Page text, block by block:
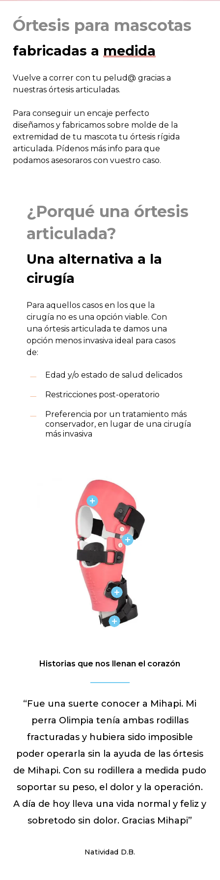
Órtesis para mascotas
fabricadas a medida
Vuelve a correr con tu pelud@ gracias a
nuestras órtesis articuladas.
Para conseguir un encaje perfecto
diseñamos y fabricamos sobre molde de la
extremidad de tu mascota tu órtesis rígida
articulada. Pídenos más info para que
podamos asesoraros con vuestro caso.
¿Porqué una órtesis
articulada?
Una alternativa a la
cirugía
Para aquellos casos en los que la
cirugía no es una opción viable. Con
una órtesis articulada te damos una
opción menos invasiva ideal para casos
de:
Edad y/o estado de salud delicados
Restricciones post-operatorio
Preferencia por un tratamiento más
conservador, en lugar de una cirugía
más invasiva
Historias que nos llenan el corazón
“Fue una suerte conocer a Mihapi. Mi
perra Olimpia tenía ambas rodillas
fracturadas y hubiera sido imposible
poder operarla sin la ayuda de las órtesis
de Mihapi. Con su rodillera a medida pudo
soportar su peso, el dolor y la operación.
A día de hoy lleva una vida normal y feliz y
sobretodo sin dolor. Gracias Mihapi”
Natividad D.B.